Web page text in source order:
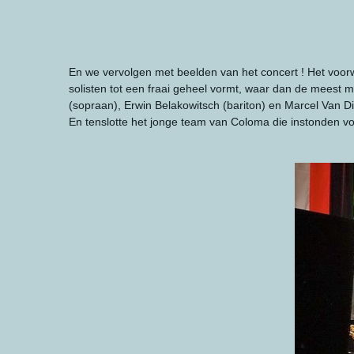
En we vervolgen met beelden van het concert ! Het
solisten tot een fraai geheel vormt, waar dan de meest
(sopraan), Erwin Belakowitsch (bariton) en Marcel Van
En tenslotte het jonge team van Coloma die instonden